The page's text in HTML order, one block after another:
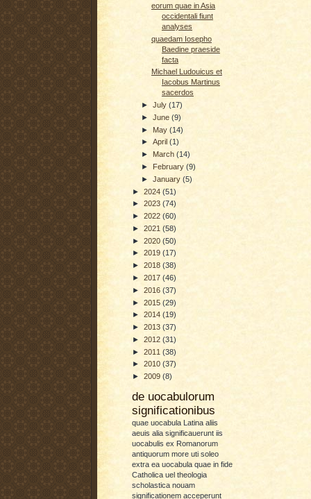
eorum quae in Asia
occidentali fiunt
analyses
quaedam Iosepho
Baedine praeside
facta
Michael Ludouicus et
Iacobus Martinus
sacerdos
►July(17)
►June(9)
►May(14)
►April(1)
► March(14)
►February(9)
►January(5)
► 2024 (51)
► 2023 (74)
► 2022 (60)
► 2021 (58)
► 2020 (50)
► 2019 (17)
► 2018 (38)
► 2017 (46)
► 2016 (37)
► 2015 (29)
► 2014 (19)
► 2013 (37)
► 2012 (31)
► 2011 (38)
► 2010 (37)
► 2009 (8)
de uocabulorum
significationibus
quae uocabula Latina aliis
aeuis alia significauerunt iis
uocabulis ex Romanorum
antiquorum more uti soleo
extra ea uocabula quae in fide
Catholica uel theologia
scholastica nouam
significationem acceperunt